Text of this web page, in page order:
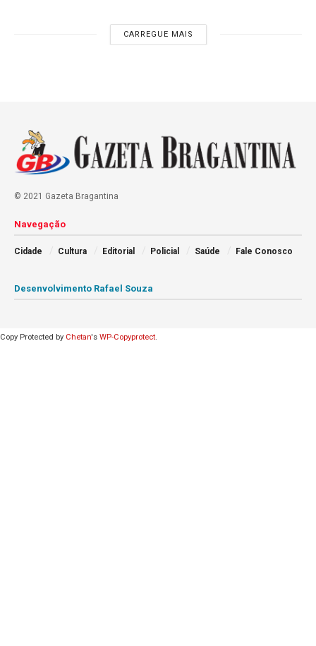
CARREGUE MAIS
© 2021 Gazeta Bragantina
Navegação
Cidade Cultura Editorial Policial Saúde Fale Conosco
Desenvolvimento Rafael Souza
Copy Protected by Chetan's WP-Copyprotect.